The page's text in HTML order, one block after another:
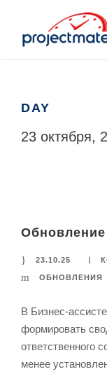
DAY
23 октября,
Обновление
23.10.25
ОБНОВЛЕНИЯ
В Бизнес-
формировать
ответственного
менее